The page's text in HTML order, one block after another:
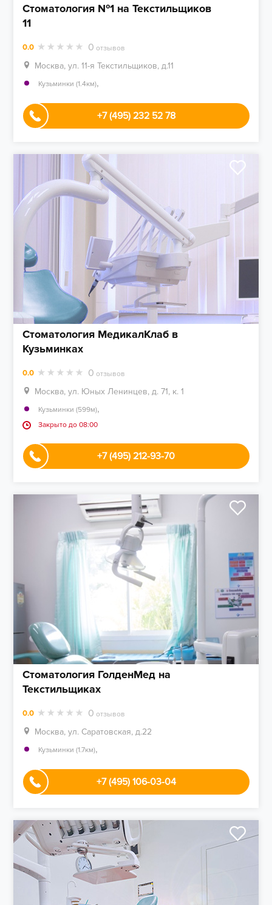
Стоматология №1 на Текстильщиков
11
0.0 0 отзывов
Москва, ул. 11-я Текстильщиков, д.11
Кузьминки (1.4км),
+7 (495) 232 52 78
Стоматология МедикалКлаб в
Кузьминках
0.0 0 отзывов
Москва, ул. Юных Ленинцев, д. 71, к. 1
Кузьминки (599м),
Закрыто до 08:00
+7 (495) 212-93-70
Стоматология ГолденМед на
Текстильщиках
0.0 0 отзывов
Москва, ул. Саратовская, д.22
Кузьминки (1.7км),
+7 (495) 106-03-04